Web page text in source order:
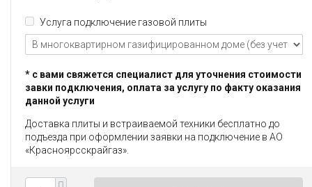
Услуга подключение газовой плиты
* с вами свяжется специалист для уточнения стоимости
завки подключения, оплата за услугу по факту оказания
данной услуги
Доставка плиты и встраиваемой техники бесплатно до
подъезда при оформлении заявки на подключение в АО
«Красноярсскрайгаз».